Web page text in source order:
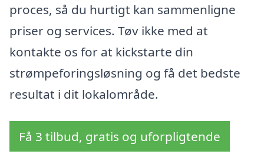
proces, så du hurtigt kan sammenligne
priser og services. Tøv ikke med at
kontakte os for at kickstarte din
strømpeforingsløsning og få det bedste
resultat i dit lokalområde.
Få 3 tilbud, gratis og uforpligtende